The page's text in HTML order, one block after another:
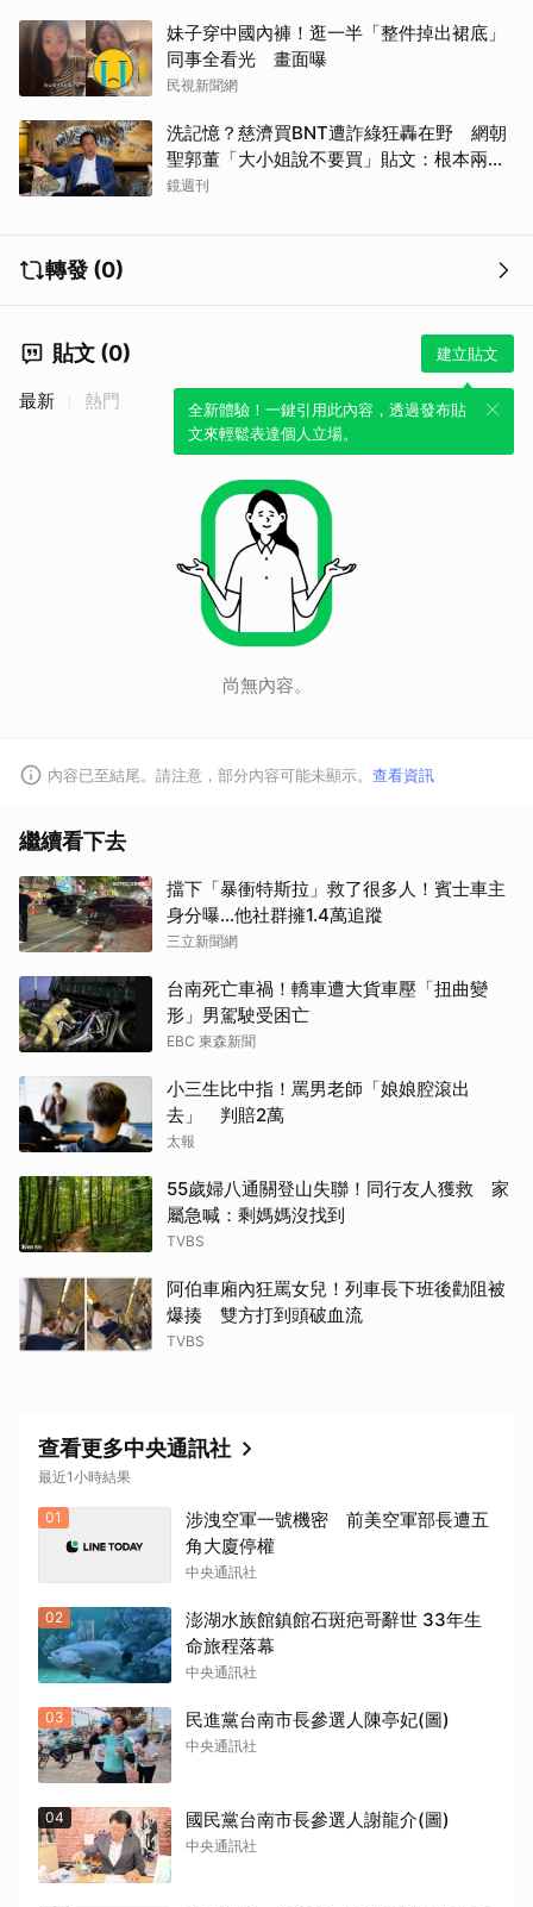
妹子穿中國內褲！逛一半「整件掉出裙底」
同事全看光 畫面曝
民視新聞網
洗記憶？慈濟買BNT遭詐綠狂轟在野 網朝
聖郭董「大小姐說不要買」貼文：根本兩碼
事
鏡週刊
轉發 (0)
貼文 (0) 建立貼文
全新體驗！一鍵引用此內容，透過發布貼
文來輕鬆表達個人立場。
最新 熱門
尚無內容。
內容已至結尾。請注意，部分內容可能未顯示。 查看資訊
繼續看下去
擋下「暴衝特斯拉」救了很多人！賓士車主
身分曝…他社群擁1.4萬追蹤
三立新聞網
台南死亡車禍！轎車遭大貨車壓「扭曲變
形」男駕駛受困亡
EBC 東森新聞
小三生比中指！罵男老師「娘娘腔滾出
去」 判賠2萬
太報
55歲婦八通關登山失聯！同行友人獲救 家
屬急喊：剩媽媽沒找到
TVBS
阿伯車廂內狂罵女兒！列車長下班後勸阻被
爆揍 雙方打到頭破血流
TVBS
查看更多中央通訊社
最近1小時結果
01
涉洩空軍一號機密 前美空軍部長遭五
角大廈停權
中央通訊社
02
澎湖水族館鎮館石斑疤哥辭世 33年生
命旅程落幕
中央通訊社
03 民進黨台南市長參選人陳亭妃(圖)
中央通訊社
04 國民黨台南市長參選人謝龍介(圖)
中央通訊社